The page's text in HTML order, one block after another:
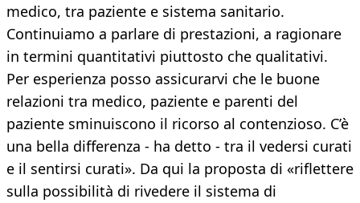
medico, tra paziente e sistema sanitario.
Continuiamo a parlare di prestazioni, a ragionare
in termini quantitativi piuttosto che qualitativi.
Per esperienza posso assicurarvi che le buone
relazioni tra medico, paziente e parenti del
paziente sminuiscono il ricorso al contenzioso. C’è
una bella differenza - ha detto - tra il vedersi curati
e il sentirsi curati». Da qui la proposta di «riflettere
sulla possibilità di rivedere il sistema di